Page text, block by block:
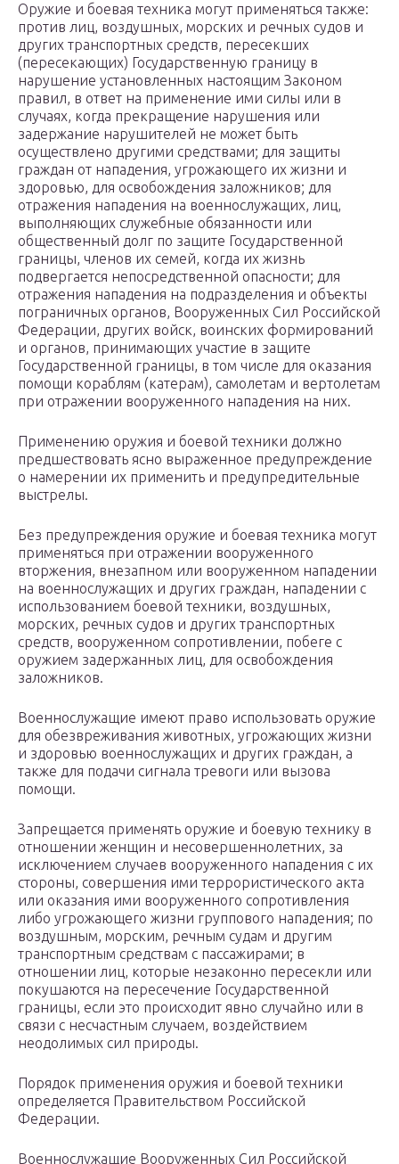
Оружие и боевая техника могут применяться также:
против лиц, воздушных, морских и речных судов и
других транспортных средств, пересекших
(пересекающих) Государственную границу в
нарушение установленных настоящим Законом
правил, в ответ на применение ими силы или в
случаях, когда прекращение нарушения или
задержание нарушителей не может быть
осуществлено другими средствами; для защиты
граждан от нападения, угрожающего их жизни и
здоровью, для освобождения заложников; для
отражения нападения на военнослужащих, лиц,
выполняющих служебные обязанности или
общественный долг по защите Государственной
границы, членов их семей, когда их жизнь
подвергается непосредственной опасности; для
отражения нападения на подразделения и объекты
пограничных органов, Вооруженных Сил Российской
Федерации, других войск, воинских формирований
и органов, принимающих участие в защите
Государственной границы, в том числе для оказания
помощи кораблям (катерам), самолетам и вертолетам
при отражении вооруженного нападения на них.
Применению оружия и боевой техники должно
предшествовать ясно выраженное предупреждение
о намерении их применить и предупредительные
выстрелы.
Без предупреждения оружие и боевая техника могут
применяться при отражении вооруженного
вторжения, внезапном или вооруженном нападении
на военнослужащих и других граждан, нападении с
использованием боевой техники, воздушных,
морских, речных судов и других транспортных
средств, вооруженном сопротивлении, побеге с
оружием задержанных лиц, для освобождения
заложников.
Военнослужащие имеют право использовать оружие
для обезвреживания животных, угрожающих жизни
и здоровью военнослужащих и других граждан, а
также для подачи сигнала тревоги или вызова
помощи.
Запрещается применять оружие и боевую технику в
отношении женщин и несовершеннолетних, за
исключением случаев вооруженного нападения с их
стороны, совершения ими террористического акта
или оказания ими вооруженного сопротивления
либо угрожающего жизни группового нападения; по
воздушным, морским, речным судам и другим
транспортным средствам с пассажирами; в
отношении лиц, которые незаконно пересекли или
покушаются на пересечение Государственной
границы, если это происходит явно случайно или в
связи с несчастным случаем, воздействием
неодолимых сил природы.
Порядок применения оружия и боевой техники
определяется Правительством Российской
Федерации.
Военнослужащие Вооруженных Сил Российской